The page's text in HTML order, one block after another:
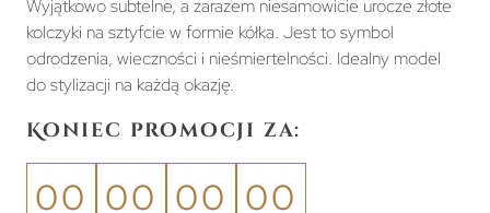
Wyjątkowo subtelne, a zarazem niesamowicie urocze złote
kolczyki na sztyfcie w formie kółka. Jest to symbol
odrodzenia, wieczności i nieśmiertelności. Idealny model
do stylizacji na każdą okazję.
Koniec promocji za:
00 00 00 00